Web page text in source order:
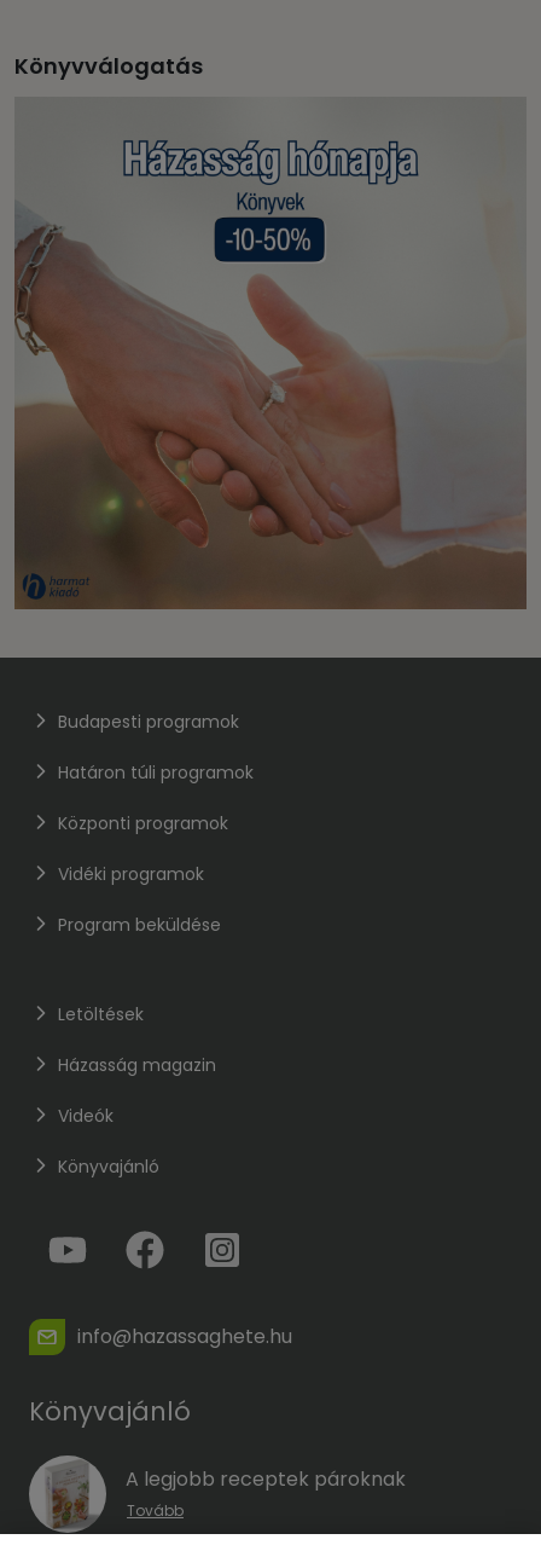
Könyvválogatás
Budapesti programok
Határon túli programok
Központi programok
Vidéki programok
Program beküldése
Letöltések
Házasság magazin
Videók
Könyvajánló
info@hazassaghete.hu
Könyvajánló
A legjobb receptek pároknak
Tovább